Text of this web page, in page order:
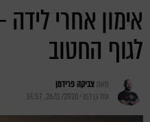
אימון אחרי
לגוף החטוב
מאתצביקה פרידמן
עודכן לפני 26/11/2020, 14:57